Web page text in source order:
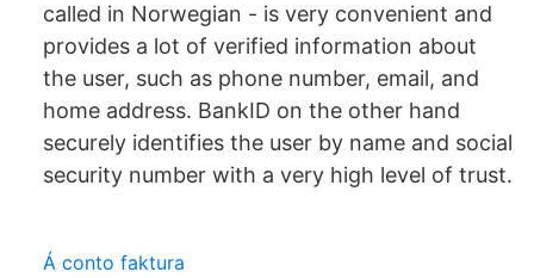
called in Norwegian - is very convenient and
provides a lot of verified information about
the user, such as phone number, email, and
home address. BankID on the other hand
securely identifies the user by name and social
security number with a very high level of trust.
Á conto faktura